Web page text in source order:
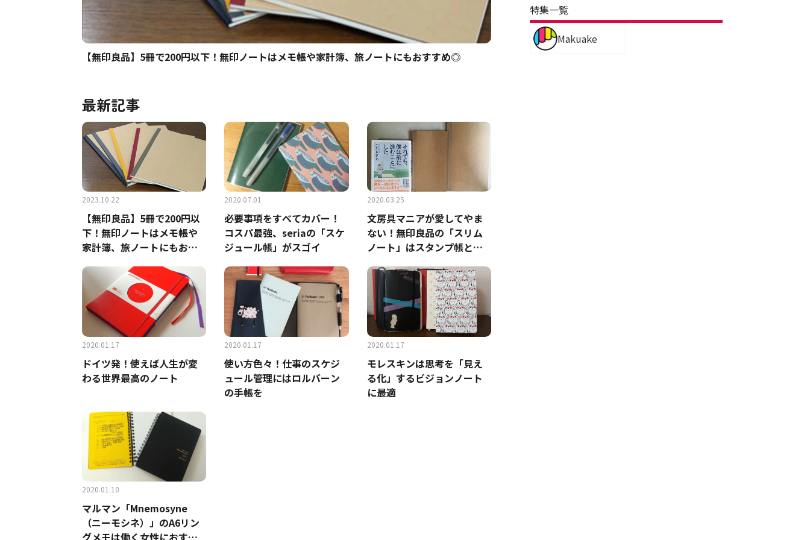
【無印良品】5冊で200円以下！無印ノートはメモ帳や家計簿、旅ノートにもおすすめ◎
最新記事
2023.10.22
【無印良品】5冊で200円以
下！無印ノートはメモ帳や
家計簿、旅ノートにもおす
2020.07.01
必要事項をすべてカバー！
コスパ最強、seriaの「スケ
ジュール帳」がスゴイ
2020.03.25
文房具マニアが愛してやま
ない！無印良品の「スリム
ノート」はスタンプ帳とし
2020.01.17
ドイツ発！使えば人生が変
わる世界最高のノート
2020.01.17
使い方色々！仕事のスケジ
ュール管理にはロルバーン
の手帳を
2020.01.17
モレスキンは思考を「見え
る化」するビジョンノート
に最適
2020.01.10
マルマン「Mnemosyne
（ニーモシネ）」のA6リン
グメモは働く女性におすす
特集一覧
Makuake